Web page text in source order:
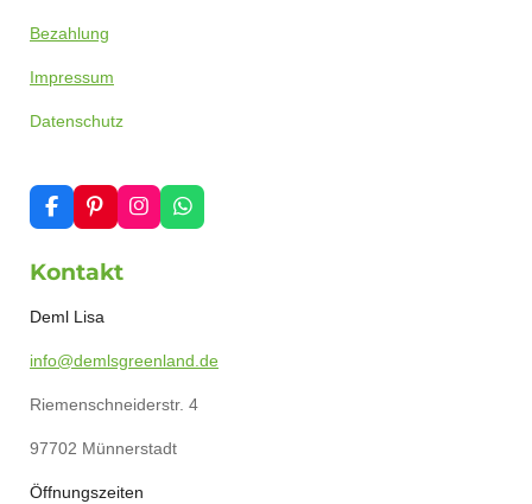
Bezahlung
Impressum
Datenschutz
F
a
e
o
P
i
t
e
t
I
n
m
W
h
Kontakt
Deml Lisa
info@demlsgreenland.de
Riemenschneiderstr. 4
97702 Münnerstadt
Öffnungszeiten